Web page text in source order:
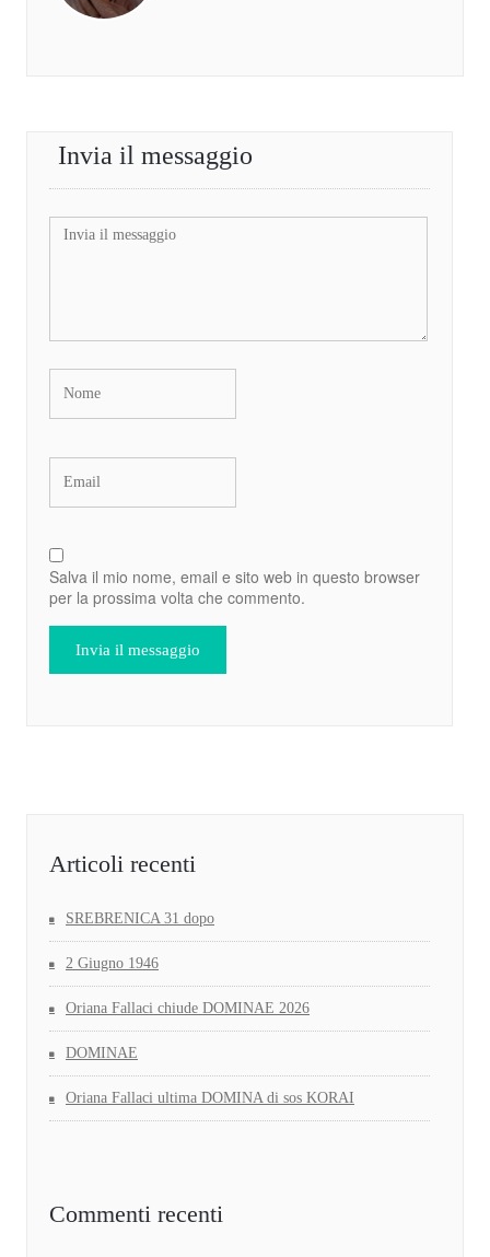
Invia il messaggio
Salva il mio nome, email e sito web in questo browser
per la prossima volta che commento.
Articoli recenti
SREBRENICA 31 dopo
2 Giugno 1946
Oriana Fallaci chiude DOMINAE 2026
DOMINAE
Oriana Fallaci ultima DOMINA di sos KORAI
Commenti recenti